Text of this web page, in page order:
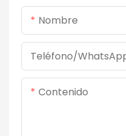
Nombre
Teléfono/
Contenido